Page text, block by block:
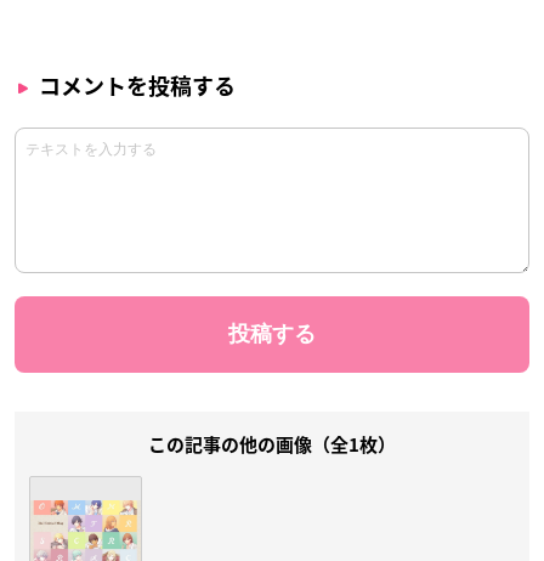
コメントを投稿する
この記事の他の画像（全1枚）